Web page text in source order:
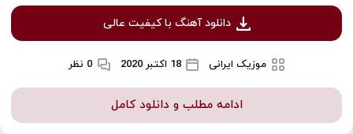
دانلود آهنگ با کیفیت عالی
موزیک ایرانی 18 اکتبر 2020 0 نظر
ادامه مطلب و دانلود کامل